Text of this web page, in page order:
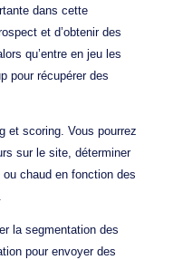
dans cette
et d’obtenir des
qu’entre en jeu les
pour récupérer des
et scoring. Vous pourrez
sur le site, déterminer
ou chaud en fonction des
la segmentation des
pour envoyer des